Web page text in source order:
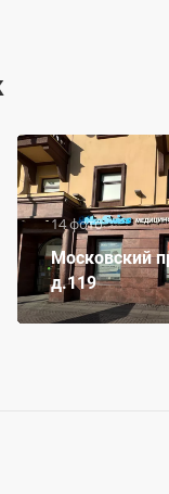
14 фото
Московский
д.119